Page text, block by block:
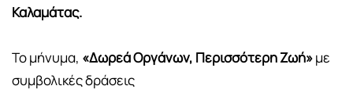
Καλαμάτας.
Το μήνυμα, «Δωρεά Οργάνων, Περισσότερη Ζωή»με
συμβολικές δράσεις